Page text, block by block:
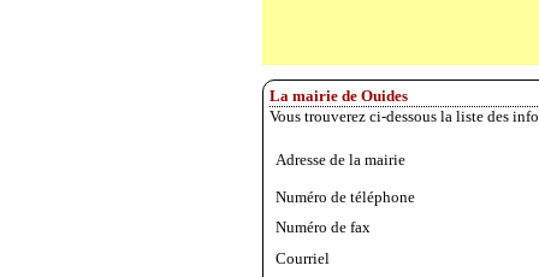
La mairie de Ouides
Vous trouverez ci-dessous la liste des
Adresse de la mairie
Numéro de téléphone
Numéro de fax
Courriel